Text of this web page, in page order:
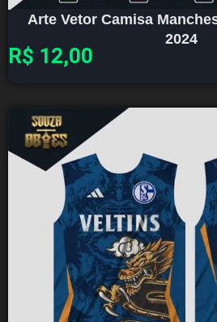
Arte Vetor Camisa
2024
R$ 12,00